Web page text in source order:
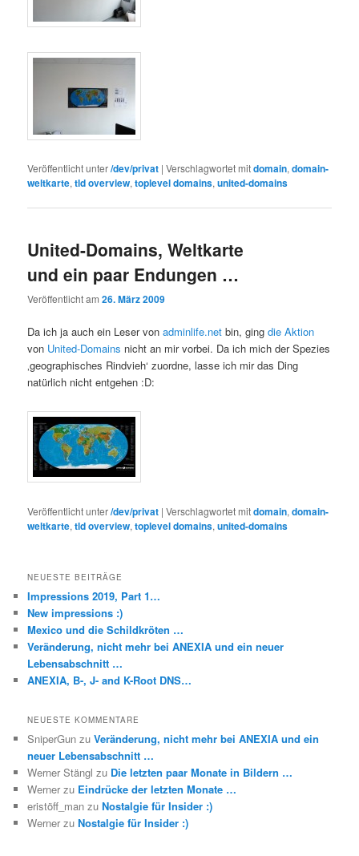
Veröffentlicht unter/dev/privat |Verschlagwortet mitdomain,domain-
weltkarte,tld overview,toplevel domains,united-domains
United-Domains, Weltkarte
und ein paar Endungen …
Veröffentlicht am26. März 2009
Da ich ja auch ein Leser vonadminlife.net bin, gingdie Aktion
von United-Domains nicht an mir vorbei. Da ich mich der Spezies
‚geographisches Rindvieh‘ zuordne, lasse ich mir das Ding
natürlich nicht entgehen :D:
Veröffentlicht unter/dev/privat |Verschlagwortet mitdomain,domain-
weltkarte,tld overview,toplevel domains,united-domains
NEUESTE BEITRÄGE
Impressions 2019, Part 1…
New impressions :)
Mexico und die Schildkröten …
Veränderung, nicht mehr bei ANEXIA und ein neuer
Lebensabschnitt …
ANEXIA, B-, J- and K-Root DNS…
NEUESTE KOMMENTARE
SniperGun zuVeränderung, nicht mehr bei ANEXIA und ein
neuer Lebensabschnitt …
Werner Stängl zu Die letzten paar Monate in Bildern …
Werner zu Eindrücke der letzten Monate …
eristöff_man zuNostalgie für Insider :)
Werner zuNostalgie für Insider :)